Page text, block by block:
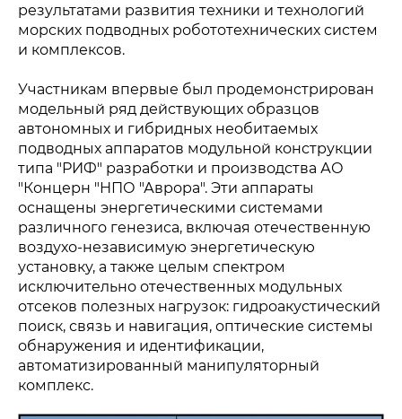
результатами развития техники и технологий
морских подводных робототехнических систем
и комплексов.
Участникам впервые был продемонстрирован
модельный ряд действующих образцов
автономных и гибридных необитаемых
подводных аппаратов модульной конструкции
типа "РИФ" разработки и производства АО
"Концерн "НПО "Аврора". Эти аппараты
оснащены энергетическими системами
различного генезиса, включая отечественную
воздухо-независимую энергетическую
установку, а также целым спектром
исключительно отечественных модульных
отсеков полезных нагрузок: гидроакустический
поиск, связь и навигация, оптические системы
обнаружения и идентификации,
автоматизированный манипуляторный
комплекс.